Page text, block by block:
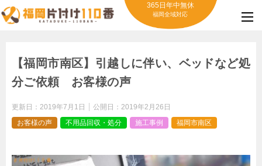
365日年中無休
福岡全域対応
【福岡市南区】引越しに伴い、ベッドなど処
分ご依頼 お客様の声
更新日： 2019年7月1日 公開日： 2019年2月26日
お客様の声
不用品回収・処分 施工事例 福岡市南区